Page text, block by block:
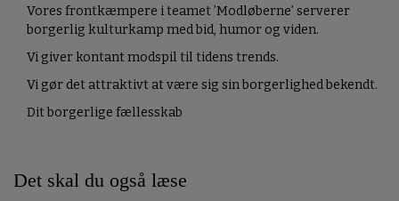
Vores frontkæmpere i teamet ’Modløberne’ serverer
borgerlig kulturkamp med bid, humor og viden.
Vi giver kontant modspil til tidens trends.
Vi gør det attraktivt at være sig sin borgerlighed bekendt.
Dit borgerlige fællesskab
Det skal du også læse